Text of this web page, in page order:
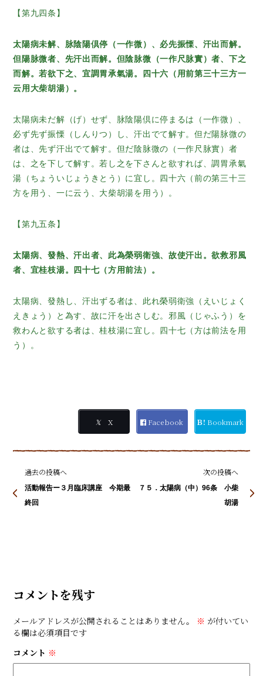
【第九四条】
太陽病未解、脉陰陽倶停（一作微）、必先振慄、汗出而解。
但陽脉微者、先汗出而解。但陰脉微（一作尺脉實）者、下之
而解。若欲下之、宜調胃承氣湯。四十六（用前第三十三方一
云用大柴胡湯）。
太陽病未だ解（げ）せず、脉陰陽倶に停まるは（一作微）、
必ず先ず振慄（しんりつ）し、汗出でて解す。但だ陽脉微の
者は、先ず汗出でて解す。但だ陰脉微の（一作尺脉實）者
は、之を下して解す。若し之を下さんと欲すれば、調胃承氣
湯（ちょういじょうきとう）に宜し。四十六（前の第三十三
方を用う、一に云う、大柴胡湯を用う）。
【第九五条】
太陽病、發熱、汗出者、此為榮弱衛強、故使汗出。欲救邪風
者、宜桂枝湯。四十七（方用前法）。
太陽病、發熱し、汗出ずる者は、此れ榮弱衛強（えいじょく
えきょう）と為す、故に汗を出さしむ。邪風（じゃふう）を
救わんと欲する者は、桂枝湯に宜し。四十七（方は前法を用
う）。
𝕏 X Facebook Ｂ! Bookmark
過去の投稿へ
活動報告ー３月臨床講座 今期最
終回
次の投稿へ
７５．太陽病（中）96条 小柴
胡湯
コメントを残す
メールアドレスが公開されることはありません。 ※ が付いてい
る欄は必須項目です
コメント ※